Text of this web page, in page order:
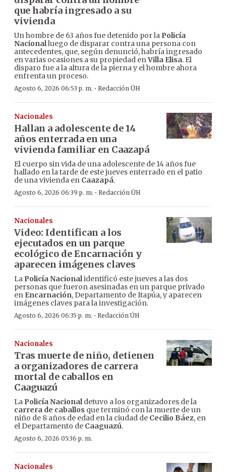
que habría ingresado a su
vivienda
Un hombre de 63 años fue detenido por la Policía
Nacionalluego de disparar contra una persona con
antecedentes, que, según denunció, habría ingresado
en varias ocasiones a su propiedad enVilla Elisa. El
disparo fue a la altura de la pierna y el hombre ahora
enfrenta un proceso.
Agosto 6, 2026 06:53 p. m. · Redacción ÚH
Nacionales
Hallan a adolescente de 14
años enterrada en una
vivienda familiar en Caazapá
El cuerpo sin vida de una adolescente de 14 años fue
hallado en la tarde de este jueves enterrado en el patio
de una vivienda en Caazapá.
Agosto 6, 2026 06:39 p. m. · Redacción ÚH
Nacionales
Video: Identifican a los
ejecutados en un parque
ecológico de Encarnación y
aparecen imágenes claves
La Policía Nacionalidentificó este jueves a las dos
personas que fueron asesinadas en un parque privado
en Encarnación, Departamento de Itapúa, y aparecen
imágenes claves para la investigación.
Agosto 6, 2026 06:35 p. m. · Redacción ÚH
Nacionales
Tras muerte de niño, detienen
a organizadores de carrera
mortal de caballos en
Caaguazú
La Policía Nacionaldetuvo a los organizadores de la
carrera de caballos que terminó con la muerte de un
niño de 8 años de edad en la ciudad de Cecilio Báez, en
el Departamento de Caaguazú.
Agosto 6, 2026 05:36 p. m.
Nacionales